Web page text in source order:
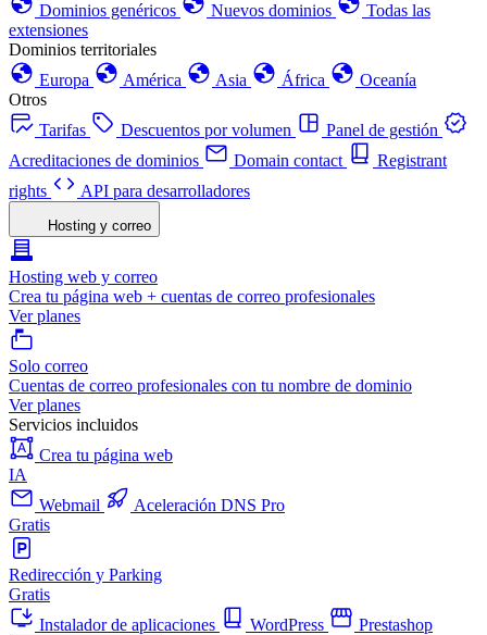
Dominios genéricos
Nuevos dominios
Todas las
extensiones
Dominios territoriales
Europa
América Asia África
Oceanía
Otros
Tarifas
Descuentos por volumen
Panel de gestión
Acreditaciones de dominios
Domain contact
Registrant
rights
API para desarrolladores
Hosting y correo
Hosting web y correo
Crea tu página web + cuentas de correo profesionales
Ver planes
Solo correo
Cuentas de correo profesionales con tu nombre de dominio
Ver planes
Servicios incluidos
Crea tu página web
IA
Webmail
Aceleración DNS Pro
Gratis
Redirección y Parking
Gratis
Instalador de aplicaciones
WordPress Prestashop